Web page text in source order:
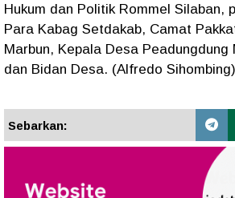
Hukum dan Politik Rommel Silaban,
Para Kabag Setdakab, Camat
Marbun, Kepala Desa Peadungdung
dan Bidan Desa. (Alfredo Sihombing)
Sebarkan: